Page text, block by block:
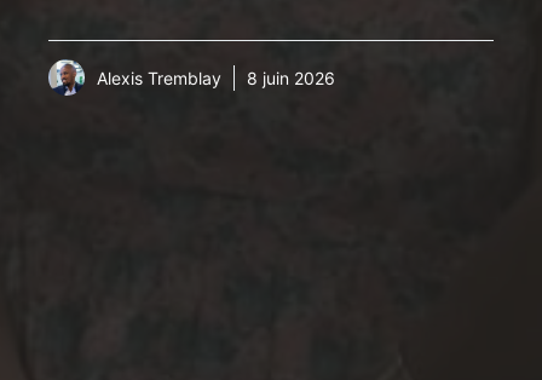
Alexis Tremblay 8 juin 2026